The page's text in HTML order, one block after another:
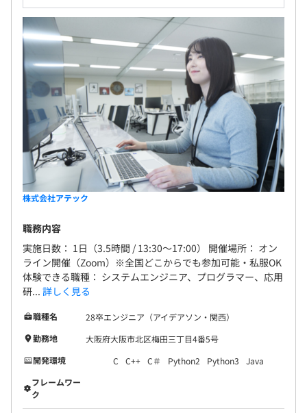
株式会社アテック
職務内容
実施日数： 1日（3.5時間 / 13:30～17:00） 開催場所： オン
ライン開催（Zoom）※全国どこからでも参加可能・私服OK
体験できる職種： システムエンジニア、プログラマー、応用
研... 詳しく見る
職種名
28卒エンジニア（アイデアソン・関西）
勤務地
大阪府大阪市北区梅田三丁目4番5号
開発環境
C C++ C＃ Python2 Python3
Java
フレームワー
ク